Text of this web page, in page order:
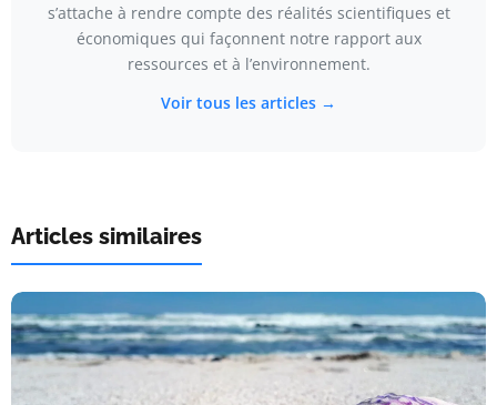
s’attache à rendre compte des réalités scientifiques et
économiques qui façonnent notre rapport aux
ressources et à l’environnement.
Voir tous les articles →
Articles similaires